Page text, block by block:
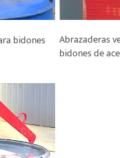
bidones
Abrazaderas
bidones de